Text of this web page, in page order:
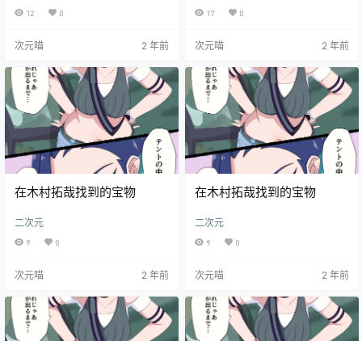
12 0
次元喵 2 年前
17 0
次元喵 2 年前
在木村拓哉找到的宝物
二次元
9 0
次元喵 2 年前
在木村拓哉找到的宝物
二次元
9 0
次元喵 2 年前